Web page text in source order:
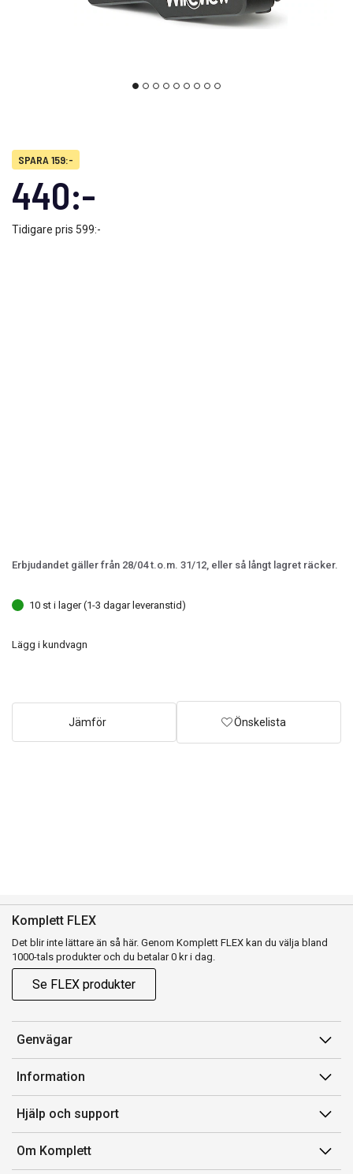
SPARA 159:-
440:-
Tidigare pris 599:-
Erbjudandet gäller från 28/04 t.o.m. 31/12, eller så långt lagret räcker.
10 st i lager (1-3 dagar leveranstid)
Lägg i kundvagn
Jämför Önskelista
Komplett FLEX
Det blir inte lättare än så här. Genom Komplett FLEX kan du välja bland
1000-tals produkter och du betalar 0 kr i dag.
Se FLEX produkter
Genvägar
Konto
Orderhistorik
Presentkort
Komplett Club
Information
Försäljningsvillkor
Medlemsvillkor for Komplett Club
Lediga tjänster
Hjälp och support
Kontakta oss
Kundservice
Om Komplett